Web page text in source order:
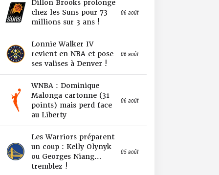
Dillon Brooks prolonge
chez les Suns pour 73
millions sur 3 ans !
06 août
Lonnie Walker IV
revient en NBA et pose
ses valises à Denver !
06 août
WNBA : Dominique
Malonga cartonne (31
points) mais perd face
au Liberty
06 août
Les Warriors préparent
un coup : Kelly Olynyk
ou Georges Niang…
tremblez !
05 août